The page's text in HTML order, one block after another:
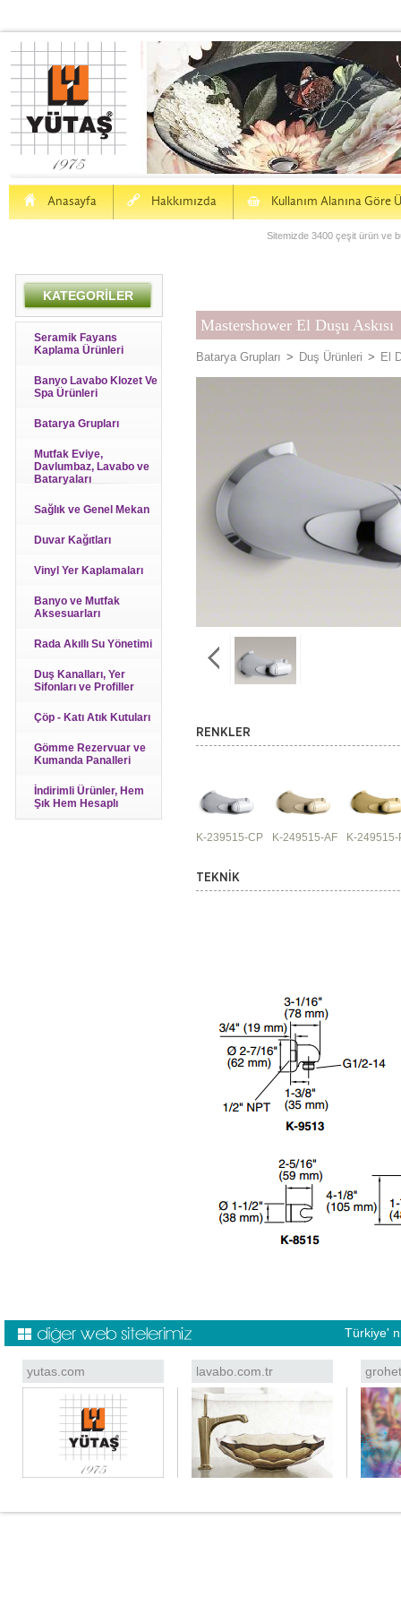
Anasayfa
H Hakkımızda
a Kullanım Alanına Göre
S
Sitemizde 3400 çeşit ürün ve
KATEGORİLER
Seramik Fayans
Kaplama Ürünleri
Banyo Lavabo Klozet Ve
Spa Ürünleri
Batarya Grupları
Mutfak Eviye,
Davlumbaz, Lavabo ve
Bataryaları
Sağlık ve Genel Mekan
Duvar Kağıtları
Vinyl Yer Kaplamaları
Banyo ve Mutfak
Aksesuarları
Rada Akıllı Su Yönetimi
Duş Kanalları, Yer
Sifonları ve Profiller
Çöp - Katı Atık Kutuları
Gömme Rezervuar ve
Kumanda Panalleri
İndirimli Ürünler, Hem
Şık Hem Hesaplı
Mastershower El Duşu Askısı
Batarya Grupları > Duş Ürünleri > El
RENKLER
K-239515-CP K-249515-AF K-249515-
TEKNİK
Türkiye'
yutas.com lavabo.com.tr